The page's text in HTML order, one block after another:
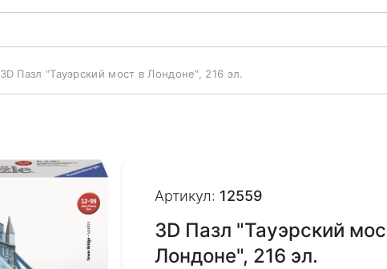
3D Пазл "Тауэрский мост в Лондоне", 216 эл.
Артикул: 12559
3D Пазл "Тауэрский
Лондоне", 216 эл.